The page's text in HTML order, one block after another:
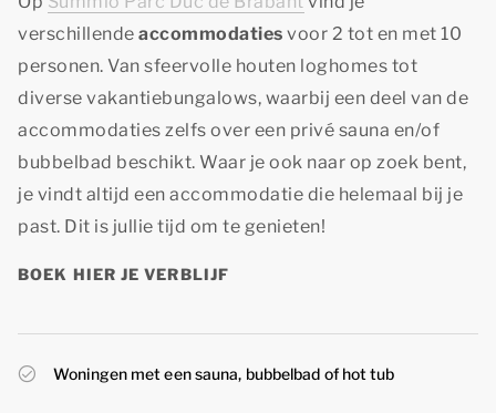
Woningen met een sauna, bubbelbad of hot tub
verschillende accommodaties voor 2 tot en met 10
personen. Van sfeervolle houten loghomes tot
diverse vakantiebungalows, waarbij een deel van de
accommodaties zelfs over een privé sauna en/of
bubbelbad beschikt. Waar je ook naar op zoek bent,
je vindt altijd een accommodatie die helemaal bij je
past. Dit is jullie tijd om te genieten!
BOEK HIER JE VERBLIJF